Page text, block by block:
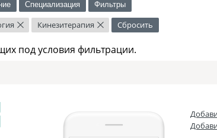
Специализация Фильтры
× Кинезитерапия × Сбросить
под условия фильтрации.